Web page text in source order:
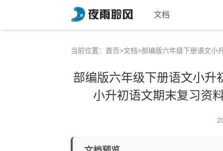
文档
当前位置： 首页>文档>部编版六年级下册语文小
部编版六年级下册语文小升
小升初语文期末复习资